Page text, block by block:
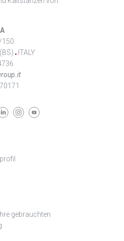
150
ITALY
gebrauchten